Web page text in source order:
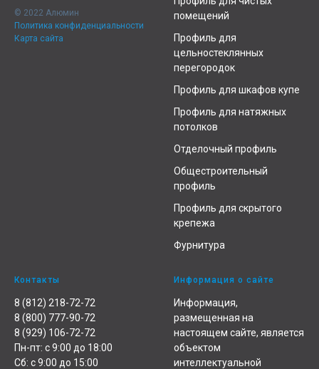
© 2022 Алюмин
Политика конфиденциальности
Карта сайта
помещений
Профиль для
цельностеклянных
перегородок
Профиль для шкафов купе
Профиль для натяжных
потолков
Отделочный профиль
Общестроительный
профиль
Профиль для скрытого
крепежа
Фурнитура
Контакты
8 (812) 218-72-72
8 (800) 777-90-72
8 (929) 106-72-72
Пн-пт: с 9:00 до 18:00
Сб: с 9:00 до 15:00
Информация о сайте
Информация,
размещенная на
настоящем сайте, является
объектом
интеллектуальной